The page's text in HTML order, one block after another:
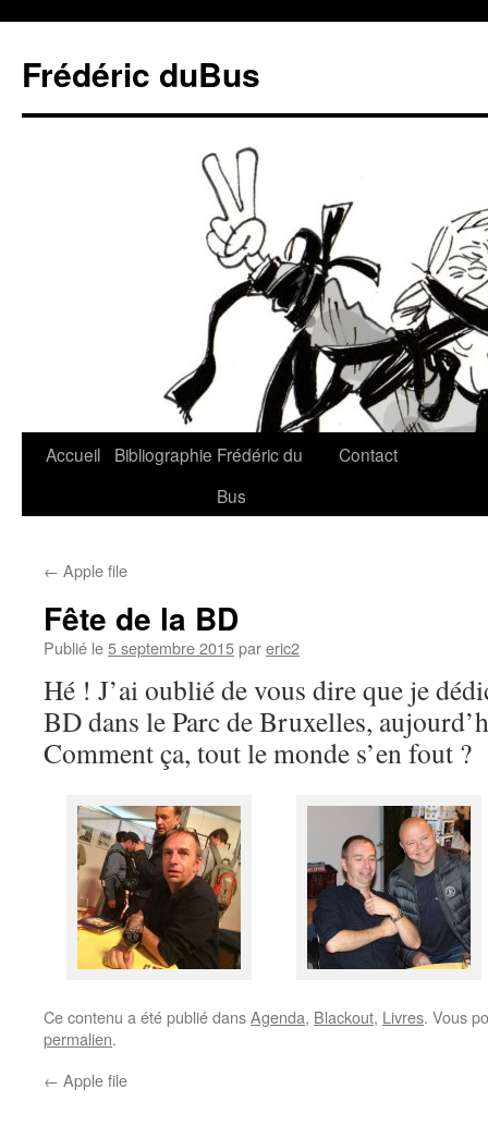
Frédéric duBus
Accueil Bibliographie Frédéric du
Bus
Contact
← Apple file
Fête de la BD
Publié le5 septembre 2015pareric2
Hé ! J’ai oublié de vous dire que je
BD dans le Parc de Bruxelles,
Comment ça, tout le monde s’en fout ?
Ce contenu a été publié dansAgenda, Blackout, Livres. Vous
permalien.
← Apple file